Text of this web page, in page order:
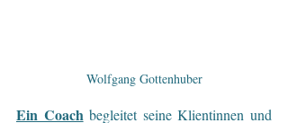
Wolfgang Gottenhuber
Ein Coach begleitet seine Klientinnen und